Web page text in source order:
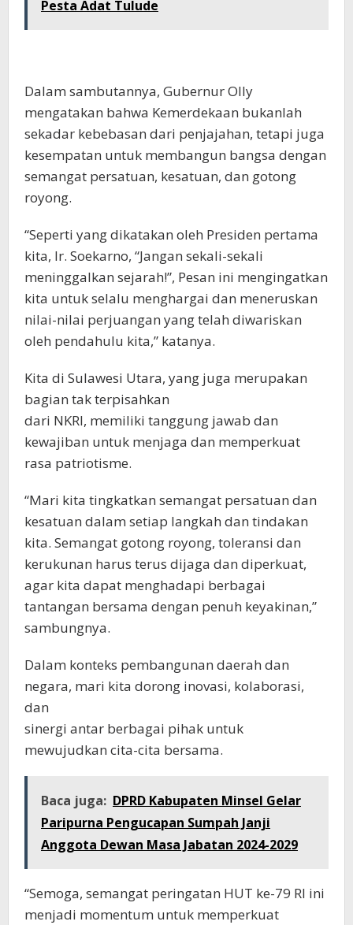
Pesta Adat Tulude
Dalam sambutannya, Gubernur Olly
mengatakan bahwa Kemerdekaan bukanlah
sekadar kebebasan dari penjajahan, tetapi juga
kesempatan untuk membangun bangsa dengan
semangat persatuan, kesatuan, dan gotong
royong.
“Seperti yang dikatakan oleh Presiden pertama
kita, Ir. Soekarno, “Jangan sekali-sekali
meninggalkan sejarah!”, Pesan ini mengingatkan
kita untuk selalu menghargai dan meneruskan
nilai-nilai perjuangan yang telah diwariskan
oleh pendahulu kita,” katanya.
Kita di Sulawesi Utara, yang juga merupakan
bagian tak terpisahkan
dari NKRI, memiliki tanggung jawab dan
kewajiban untuk menjaga dan memperkuat
rasa patriotisme.
“Mari kita tingkatkan semangat persatuan dan
kesatuan dalam setiap langkah dan tindakan
kita. Semangat gotong royong, toleransi dan
kerukunan harus terus dijaga dan diperkuat,
agar kita dapat menghadapi berbagai
tantangan bersama dengan penuh keyakinan,”
sambungnya.
Dalam konteks pembangunan daerah dan
negara, mari kita dorong inovasi, kolaborasi,
dan
sinergi antar berbagai pihak untuk
mewujudkan cita-cita bersama.
Baca juga: DPRD Kabupaten Minsel Gelar
Paripurna Pengucapan Sumpah Janji
Anggota Dewan Masa Jabatan 2024-2029
“Semoga, semangat peringatan HUT ke-79 RI ini
menjadi momentum untuk memperkuat